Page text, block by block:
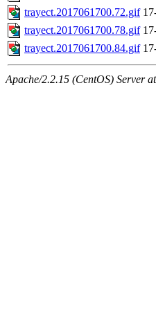
trayect.2017061700.72.gif
trayect.2017061700.78.gif
trayect.2017061700.84.gif
Apache/2.2.15 (CentOS) Server